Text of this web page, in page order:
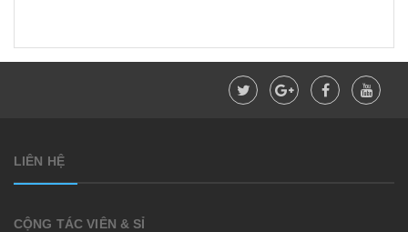
LIÊN HỆ
CỘNG TÁC VIÊN & SỈ